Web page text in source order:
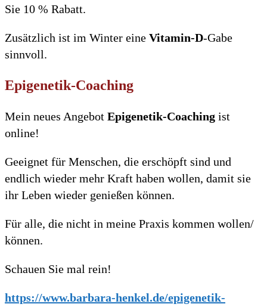
Sie 10 % Rabatt.
Zusätzlich ist im Winter eine Vitamin-D-Gabe
sinnvoll.
Epigenetik-Coaching
Mein neues Angebot Epigenetik-Coaching ist
online!
Geeignet für Menschen, die erschöpft sind und
endlich wieder mehr Kraft haben wollen, damit sie
ihr Leben wieder genießen können.
Für alle, die nicht in meine Praxis kommen wollen/
können.
Schauen Sie mal rein!
https://www.barbara-henkel.de/epigenetik-